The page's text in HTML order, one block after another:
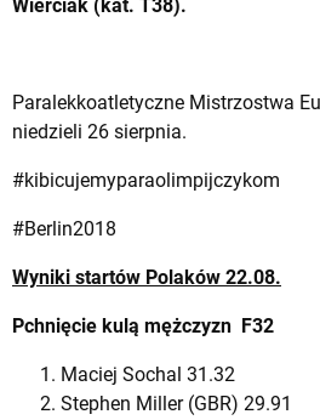
Wierciak (kat. T38).
Paralekkoatletyczne Mistrzostwa
niedzieli 26 sierpnia.
#kibicujemyparaolimpijczykom
#Berlin2018
Wyniki startów Polaków 22.08.
Pchnięcie kulą mężczyzn F32
Maciej Sochal 31.32
Stephen Miller (GBR) 29.91